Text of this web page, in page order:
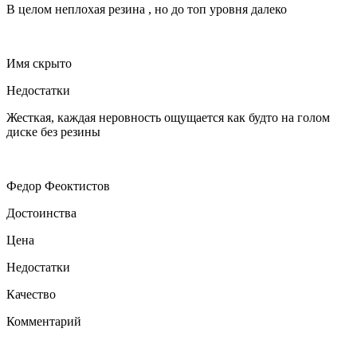
В целом неплохая резина , но до топ уровня далеко
Имя скрыто
Недостатки
Жесткая, каждая неровность ощущается как будто на голом
диске без резины
Федор Феоктистов
Достоинства
Цена
Недостатки
Качество
Комментарий